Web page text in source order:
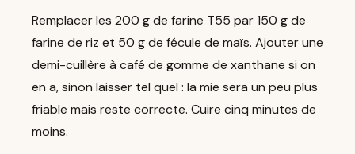
Remplacer les 200 g de farine T55 par 150 g de
farine de riz et 50 g de fécule de maïs. Ajouter une
demi-cuillère à café de gomme de xanthane si on
en a, sinon laisser tel quel : la mie sera un peu plus
friable mais reste correcte. Cuire cinq minutes de
moins.